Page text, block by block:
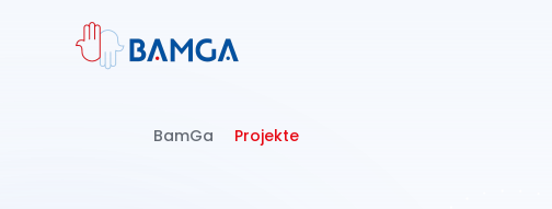
BamGa Projekte